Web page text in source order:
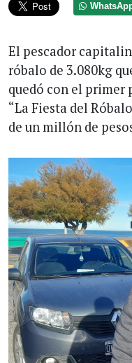
El pescador
róbalo de 3.080kg
quedó con el primer
“La Fiesta del
de un millón de